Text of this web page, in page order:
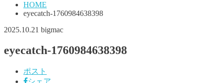
HOME
eyecatch-1760984638398
2025.10.21 bigmac
eyecatch-1760984638398
ポスト
シェア